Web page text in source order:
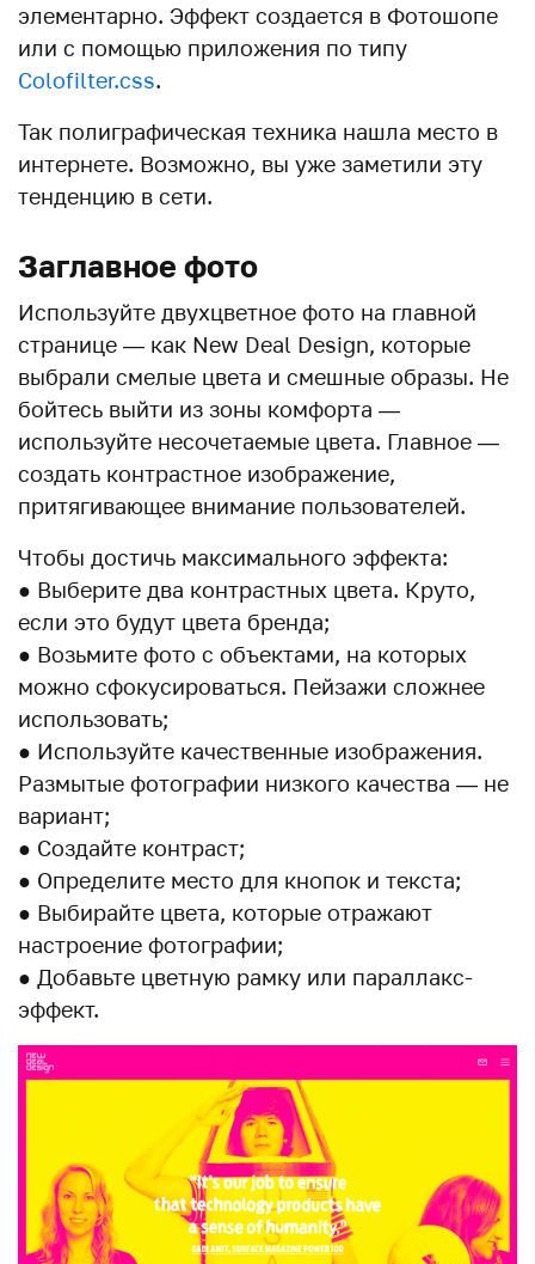
элементарно. Эффект создается в Фотошопе
или с помощью приложения по типу
Colofilter.css.
Так полиграфическая техника нашла место в
интернете. Возможно, вы уже заметили эту
тенденцию в сети.
Заглавное фото
Используйте двухцветное фото на главной
странице — как New Deal Design, которые
выбрали смелые цвета и смешные образы. Не
бойтесь выйти из зоны комфорта —
используйте несочетаемые цвета. Главное —
создать контрастное изображение,
притягивающее внимание пользователей.
Чтобы достичь максимального эффекта:
● Выберите два контрастных цвета. Круто,
если это будут цвета бренда;
● Возьмите фото с объектами, на которых
можно сфокусироваться. Пейзажи сложнее
использовать;
● Используйте качественные изображения.
Размытые фотографии низкого качества — не
вариант;
● Создайте контраст;
● Определите место для кнопок и текста;
● Выбирайте цвета, которые отражают
настроение фотографии;
● Добавьте цветную рамку или параллакс-
эффект.